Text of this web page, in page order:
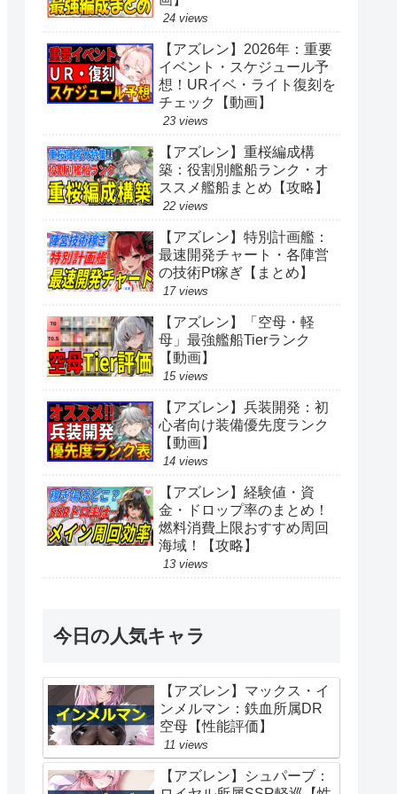
24 views
【アズレン】2026年：重要
イベント・スケジュール予
想！URイベ・ライト復刻を
チェック【動画】
23 views
【アズレン】重桜編成構
築：役割別艦船ランク・オ
ススメ艦船まとめ【攻略】
22 views
【アズレン】特別計画艦：
最速開発チャート・各陣営
の技術Pt稼ぎ【まとめ】
17 views
【アズレン】「空母・軽
母」最強艦船Tierランク
【動画】
15 views
【アズレン】兵装開発：初
心者向け装備優先度ランク
【動画】
14 views
【アズレン】経験値・資
金・ドロップ率のまとめ！
燃料消費上限おすすめ周回
海域！【攻略】
13 views
今日の人気キャラ
【アズレン】マックス・イ
ンメルマン：鉄血所属DR
空母【性能評価】
11 views
【アズレン】シュパーブ：